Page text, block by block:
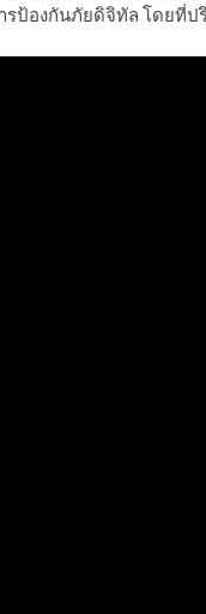
ป้องกันภัยดิจิทัล โดยที่ป